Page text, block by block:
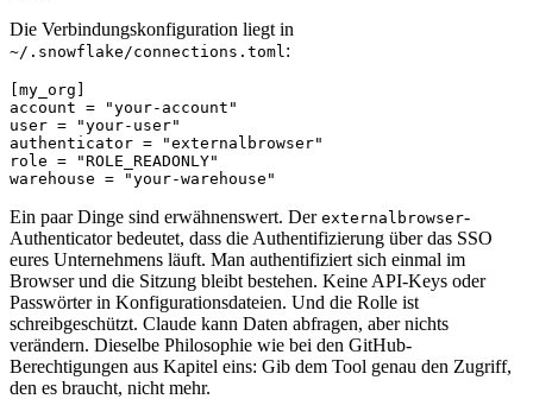
Die Verbindungskonfiguration liegt in
~/.snowflake/connections.toml :
[my_org ]
account =
"your-account"
user =
"your-user"
authenticator =
"externalbrowser"
role =
"ROLE_READONLY"
warehouse = "your-warehouse"
Ein paar Dinge sind erwähnenswert. Der externalbrowser-
Authenticator bedeutet, dass die Authentifizierung über das SSO
eures Unternehmens läuft. Man authentifiziert sich einmal im
Browser und die Sitzung bleibt bestehen. Keine API-Keys oder
Passwörter in Konfigurationsdateien. Und die Rolle ist
schreibgeschützt. Claude kann Daten abfragen, aber nichts
verändern. Dieselbe Philosophie wie bei den GitHub-
Berechtigungen aus Kapitel eins: Gib dem Tool genau den Zugriff,
den es braucht, nicht mehr.